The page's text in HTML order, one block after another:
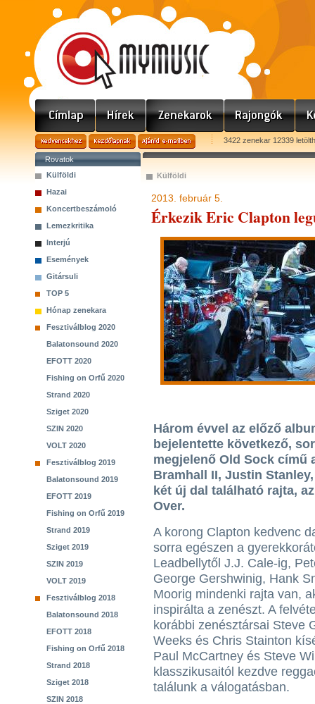
3422 zenekar 12339
Rovatok
Külföldi
Hazai
Koncertbeszámoló
Lemezkritika
Interjú
Események
Gitársuli
TOP 5
Hónap zenekara
Fesztiválblog 2020
Balatonsound 2020
EFOTT 2020
Fishing on Orfű 2020
Strand 2020
Sziget 2020
SZIN 2020
VOLT 2020
Fesztiválblog 2019
Balatonsound 2019
EFOTT 2019
Fishing on Orfű 2019
Strand 2019
Sziget 2019
SZIN 2019
VOLT 2019
Fesztiválblog 2018
Balatonsound 2018
EFOTT 2018
Fishing on Orfű 2018
Strand 2018
Sziget 2018
SZIN 2018
Külföldi
2013. február 5.
Érkezik Eric Clapton
Három évvel az előző
bejelentette következő,
megjelenő Old Sock című
Bramhall II, Justin
két új dal található rajta,
Over.
A korong Clapton kedvenc
sorra egészen a
Leadbellytől J.J. Cale-ig,
George Gershwinig, Hank
Moorig mindenki rajta van,
inspirálta a zenészt. A
korábbi zenésztársai Steve
Weeks és Chris Stainton
Paul McCartney és Steve
klasszikusaitól kezdve
találunk a válogatásban.